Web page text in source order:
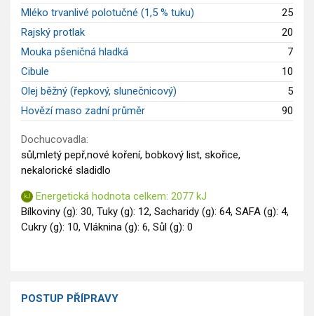
Mléko trvanlivé polotučné (1,5 % tuku)
25
Rajský protlak
20
Mouka pšeničná hladká
7
Cibule
10
Olej běžný (řepkový, slunečnicový)
5
Hovězí maso zadní průměr
90
Dochucovadla:
sůl,mletý pepř,nové koření, bobkový list, skořice,
nekalorické sladidlo
Energetická hodnota celkem: 2077 kJ
Bílkoviny (g): 30, Tuky (g): 12, Sacharidy (g): 64, SAFA (g): 4,
Cukry (g): 10, Vláknina (g): 6, Sůl (g): 0
POSTUP PŘÍPRAVY